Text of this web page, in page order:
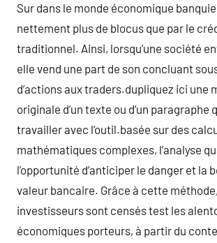
Sur dans le monde économique
nettement plus de blocus que par le
traditionnel. Ainsi, lorsqu’une société
elle vend une part de son concluant
d’actions aux traders.dupliquez ici une
originale d’un texte ou d’un paragraphe
travailler avec l’outil.basée sur des
mathématiques complexes, l’analyse
l’opportunité d’anticiper le danger et la
valeur bancaire. Grâce à cette
investisseurs sont censés test les
économiques porteurs, à partir du